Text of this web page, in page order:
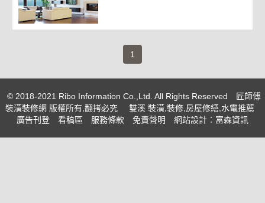
1
© 2018-2021 Ribo Information Co.,Ltd. All Rights Reserved
匠師傅
裝潢裝修網 版權所有,翻拷必究
雙溪 裝潢,裝修,房屋修繕,水電推薦
廣告刊登
看稿區 服務條款 免責聲明 網站設計 ︰富森資訊